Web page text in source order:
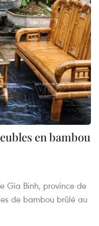
en bambou
Gia Binh, province de
de bambou brûlé au